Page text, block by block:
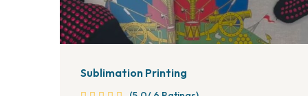
Sublimation Printing